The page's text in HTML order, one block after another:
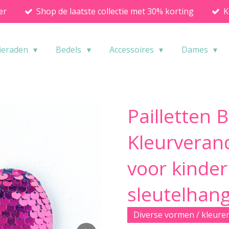
Shop de laatste collectie met 30% korting
Bedels Accessoires Dames
Pailletten
voor
Diverse vormen /